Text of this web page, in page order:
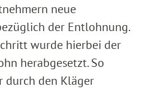
neue
der Entlohnung.
wurde hierbei der
herabgesetzt. So
durch den Kläger